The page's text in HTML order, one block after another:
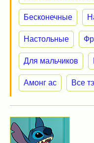
Бесконечные
Настольные
Для мальчиков
Амонг ас Все